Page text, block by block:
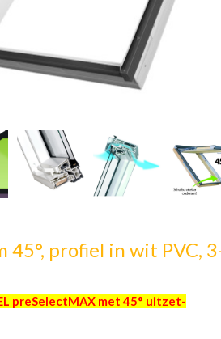
profiel in wit PVC,
preSelectMAX met 45° uitzet-